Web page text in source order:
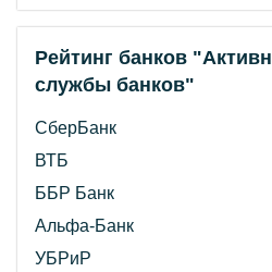
Рейтинг банков
службы банков"
СберБанк
ВТБ
ББР Банк
Альфа-Банк
УБРиР